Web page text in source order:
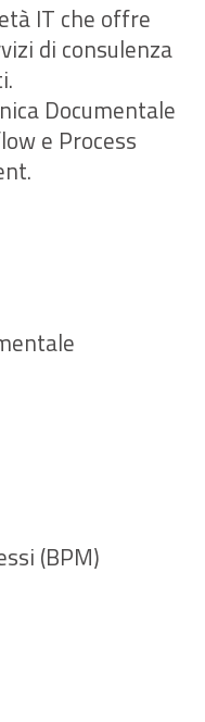
IT che offre
di consulenza
Documentale
e Process
(BPM)